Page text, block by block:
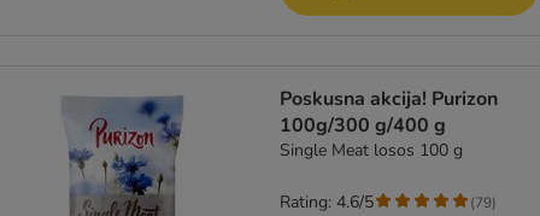
Poskusna akcija! Purizon
100g/300 g/400 g
Single Meat losos 100 g
Rating: 4.6/5 (79)